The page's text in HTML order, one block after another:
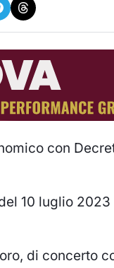
con
10 luglio
di concerto